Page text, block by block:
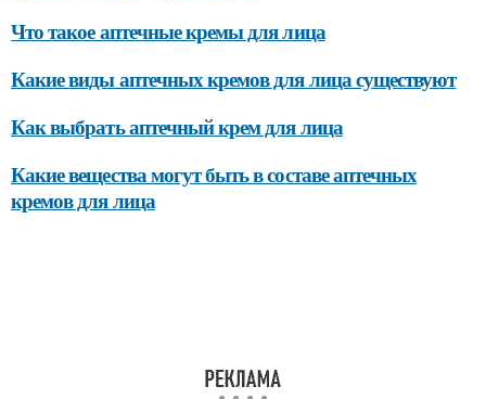
Что такое аптечные кремы для лица
Какие виды аптечных кремов для лица существуют
Как выбрать аптечный крем для лица
Какие вещества могут быть в составе аптечных
кремов для лица